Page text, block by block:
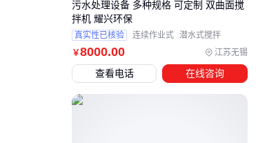
￥8000.00 江苏无锡
污水处理设备 多种规格 可定制 双曲面搅
拌机 耀兴环保
真实性已核验 连续作业式 潜水式搅拌
查看电话 在线咨询